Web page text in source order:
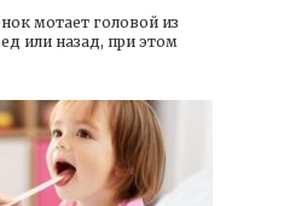
мотает головой из
или назад, при этом